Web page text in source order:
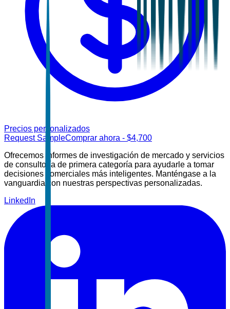
Precios personalizados
Request SampleComprar ahora - $4,700
Ofrecemos informes de investigación de mercado y servicios
de consultoría de primera categoría para ayudarle a tomar
decisiones comerciales más inteligentes. Manténgase a la
vanguardia con nuestras perspectivas personalizadas.
LinkedIn